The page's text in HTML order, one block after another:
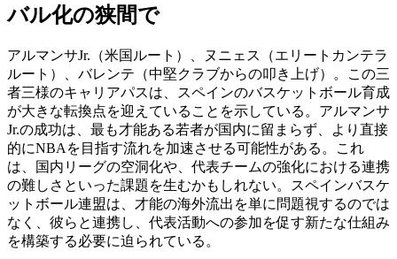
バル化の狭間で
アルマンサJr.（米国ルート）、ヌニェス（エリートカンテラ
ルート）、バレンテ（中堅クラブからの叩き上げ）。この三
者三様のキャリアパスは、スペインのバスケットボール育成
が大きな転換点を迎えていることを示している。アルマンサ
Jr.の成功は、最も才能ある若者が国内に留まらず、より直接
的にNBAを目指す流れを加速させる可能性がある。これ
は、国内リーグの空洞化や、代表チームの強化における連携
の難しさといった課題を生むかもしれない。スペインバスケ
ットボール連盟は、才能の海外流出を単に問題視するのでは
なく、彼らと連携し、代表活動への参加を促す新たな仕組み
を構築する必要に迫られている。